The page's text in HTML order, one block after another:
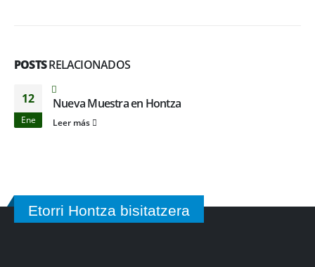
POSTSRELACIONADOS
12
Ene
Nueva Muestra en Hontza
Leer más
Etorri Hontza bisitatzera